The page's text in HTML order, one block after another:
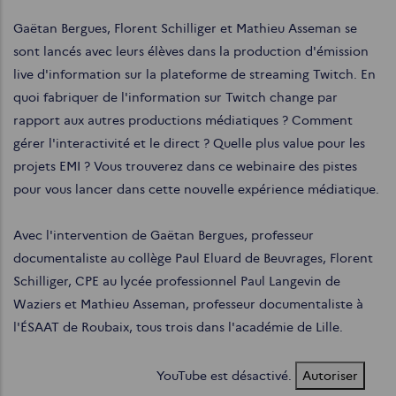
Gaëtan Bergues, Florent Schilliger et Mathieu Asseman se
sont lancés avec leurs élèves dans la production d'émission
live d'information sur la plateforme de streaming Twitch. En
quoi fabriquer de l'information sur Twitch change par
rapport aux autres productions médiatiques ? Comment
gérer l'interactivité et le direct ? Quelle plus value pour les
projets EMI ? Vous trouverez dans ce webinaire des pistes
pour vous lancer dans cette nouvelle expérience médiatique.
Avec l'intervention de Gaëtan Bergues, professeur
documentaliste au collège Paul Eluard de Beuvrages, Florent
Schilliger, CPE au lycée professionnel Paul Langevin de
Waziers et Mathieu Asseman, professeur documentaliste à
l'ÉSAAT de Roubaix, tous trois dans l'académie de Lille.
YouTube est désactivé. Autoriser